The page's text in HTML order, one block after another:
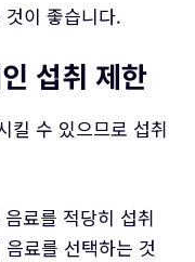
이 좋습니다.
섭취 제한
킬 수 있으므로 섭취
료를 적당히 섭취
료를 선택하는 것